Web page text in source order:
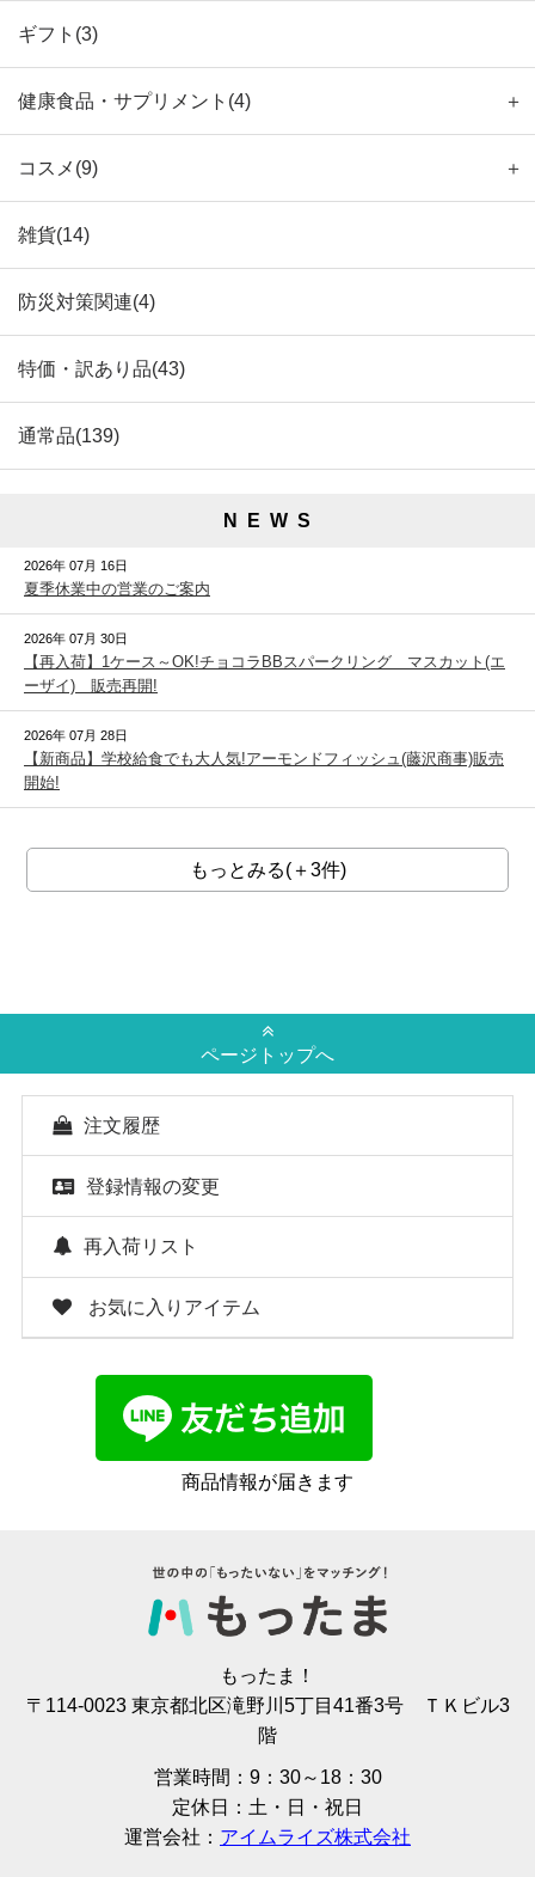
ギフト(3)
健康食品・サプリメント(4) ＋
コスメ(9) ＋
雑貨(14)
防災対策関連(4)
特価・訳あり品(43)
通常品(139)
N E W S
2026年 07月 16日
夏季休業中の営業のご案内
2026年 07月 30日
【再入荷】1ケース～OK!チョコラBBスパークリング マスカット(エ
ーザイ) 販売再開!
2026年 07月 28日
【新商品】学校給食でも大人気!アーモンドフィッシュ(藤沢商事)販売
開始!
もっとみる(＋3件)
ページトップへ
注文履歴
登録情報の変更
再入荷リスト
お気に入りアイテム
商品情報が届きます
もったま！
〒114-0023 東京都北区滝野川5丁目41番3号 ＴＫビル3
階
営業時間：9：30～18：30
定休日：土・日・祝日
運営会社： アイムライズ株式会社